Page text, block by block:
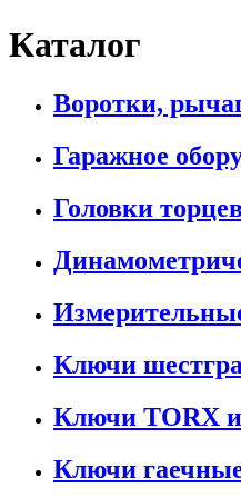
Каталог
Воротки,
Гаражное
Головки
Ключи
Ключи TORX
Ключи